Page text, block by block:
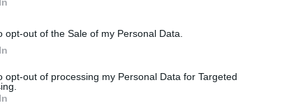
opt-out of the Sale of my Personal Data.
opt-out of processing my Personal Data for Targeted
διαπιστώνεται ότι είναι οι τιμές στα
της ΕΡΤ για την Βαρβάκειο Αγορά,
στα περσινά επίπεδα, ανάλογα
αλλά μπορεί κάποιος να βρει και στα 9,99